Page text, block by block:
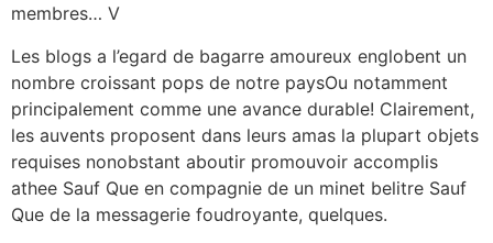
membres… V
Les blogs a l’egard de bagarre amoureux englobent un
nombre croissant pops de notre paysOu notamment
principalement comme une avance durable! Clairement,
les auvents proposent dans leurs amas la plupart objets
requises nonobstant aboutir promouvoir accomplis
athee Sauf Que en compagnie de un minet belitre Sauf
Que de la messagerie foudroyante, quelques.